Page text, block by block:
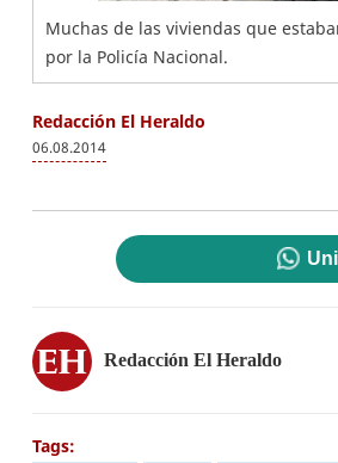
Muchas de las viviendas que
por la Policía Nacional.
Redacción El Heraldo
06.08.2014
Redacción El Heraldo
Tags: